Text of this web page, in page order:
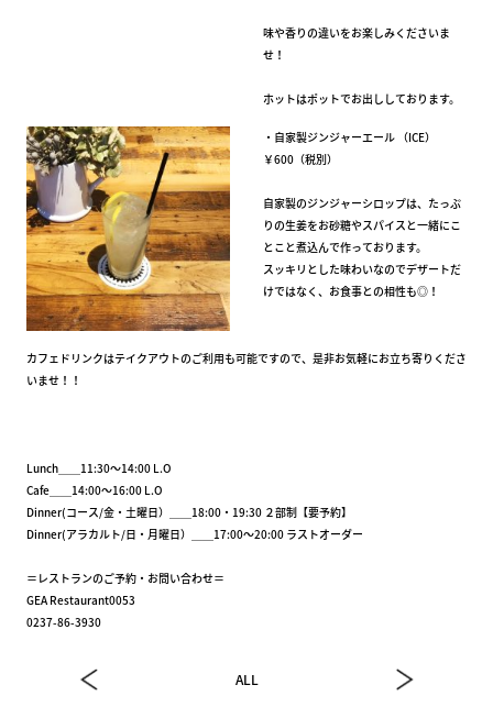
味や香りの違いをお楽しみくださいま
せ！
ホットはポットでお出ししております。
・自家製ジンジャーエール （ICE）
￥600（税別）
自家製のジンジャーシロップは、たっぷ
りの生姜をお砂糖やスパイスと一緒にこ
とこと煮込んで作っております。
スッキリとした味わいなのでデザートだ
けではなく、お食事との相性も◎！
カフェドリンクはテイクアウトのご利用も可能ですので、是非お気軽にお立ち寄りくださ
いませ！！
Lunch＿＿11:30～14:00 L.O
Cafe＿＿14:00～16:00 L.O
Dinner(コース/金・土曜日）＿＿18:00・19:30 ２部制【要予約】
Dinner(アラカルト/日・月曜日）＿＿17:00～20:00 ラストオーダー
＝レストランのご予約・お問い合わせ＝
GEA Restaurant0053
0237-86-3930
ALL